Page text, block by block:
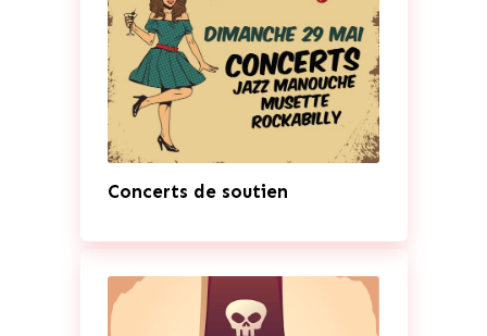
Concerts de soutien